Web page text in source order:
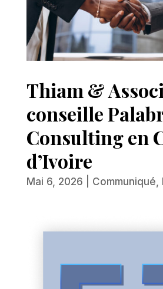
Thiam &
conseille
Consulting en
d’Ivoire
Mai 6, 2026 Communiqué,